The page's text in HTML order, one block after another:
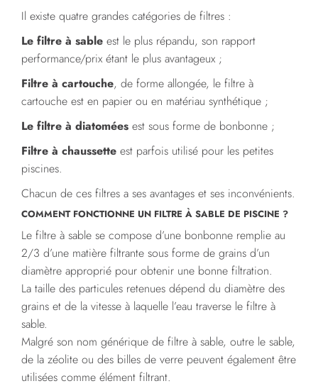
Il existe quatre grandes catégories de filtres :
Le filtre à sable est le plus répandu, son rapport
performance/prix étant le plus avantageux ;
Filtre à cartouche, de forme allongée, le filtre à
cartouche est en papier ou en matériau synthétique ;
Le filtre à diatomées est sous forme de bonbonne ;
Filtre à chaussette est parfois utilisé pour les petites
piscines.
Chacun de ces filtres a ses avantages et ses inconvénients.
COMMENT FONCTIONNE UN FILTRE À SABLE DE PISCINE ?
Le filtre à sable se compose d’une bonbonne remplie au
2/3 d’une matière filtrante sous forme de grains d’un
diamètre approprié pour obtenir une bonne filtration.
La taille des particules retenues dépend du diamètre des
grains et de la vitesse à laquelle l’eau traverse le filtre à
sable.
Malgré son nom générique de filtre à sable, outre le sable,
de la zéolite ou des billes de verre peuvent également être
utilisées comme élément filtrant.